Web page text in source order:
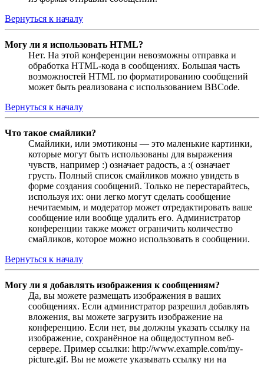
Вернуться к началу
Могу ли я использовать HTML?
Нет. На этой конференции невозможны отправка и
обработка HTML-кода в сообщениях. Большая часть
возможностей HTML по форматированию сообщений
может быть реализована с использованием BBCode.
Вернуться к началу
Что такое смайлики?
Смайлики, или эмотиконы — это маленькие картинки,
которые могут быть использованы для выражения
чувств, например :) означает радость, а :( означает
грусть. Полный список смайликов можно увидеть в
форме создания сообщений. Только не перестарайтесь,
используя их: они легко могут сделать сообщение
нечитаемым, и модератор может отредактировать ваше
сообщение или вообще удалить его. Администратор
конференции также может ограничить количество
смайликов, которое можно использовать в сообщении.
Вернуться к началу
Могу ли я добавлять изображения к сообщениям?
Да, вы можете размещать изображения в ваших
сообщениях. Если администратор разрешил добавлять
вложения, вы можете загрузить изображение на
конференцию. Если нет, вы должны указать ссылку на
изображение, сохранённое на общедоступном веб-
сервере. Пример ссылки: http://www.example.com/my-
picture.gif. Вы не можете указывать ссылку ни на